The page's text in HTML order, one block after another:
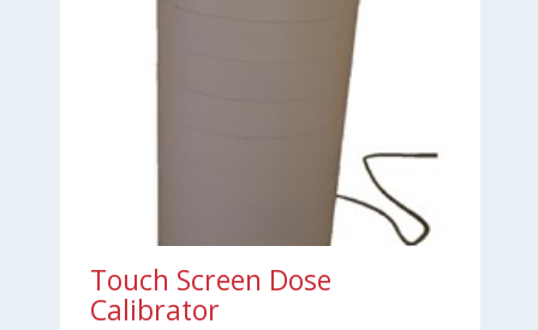
Touch Screen Dose
Calibrator